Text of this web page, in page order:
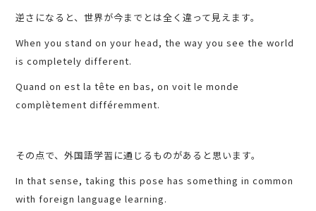
逆さになると、世界が今までとは全く違って見えます。
When you stand on your head, the way you see the world
is completely different.
Quand on est la tête en bas, on voit le monde
complètement différemment.
その点で、外国語学習に通じるものがあると思います。
In that sense, taking this pose has something in common
with foreign language learning.